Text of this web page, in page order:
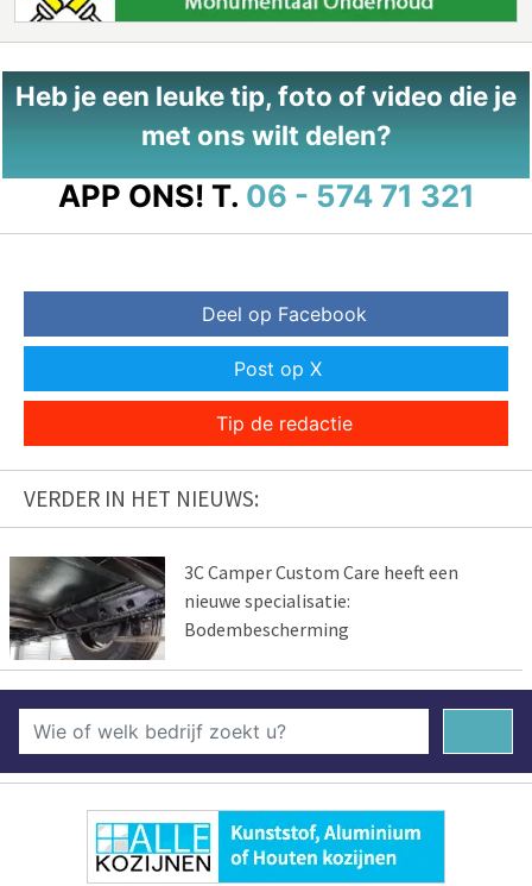
Heb je een leuke tip, foto of video die je
met ons wilt delen?
APP ONS! T. 06 - 574 71 321
Deel op Facebook
Post op X
Tip de redactie
VERDER IN HET NIEUWS:
3C Camper Custom Care heeft een
nieuwe specialisatie:
Bodembescherming